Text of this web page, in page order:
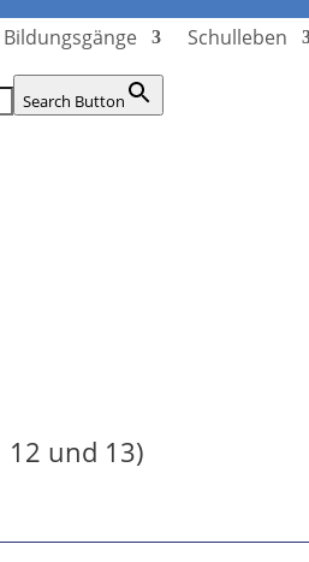
Bildungsgänge Schulleben
Search Button
und 13)